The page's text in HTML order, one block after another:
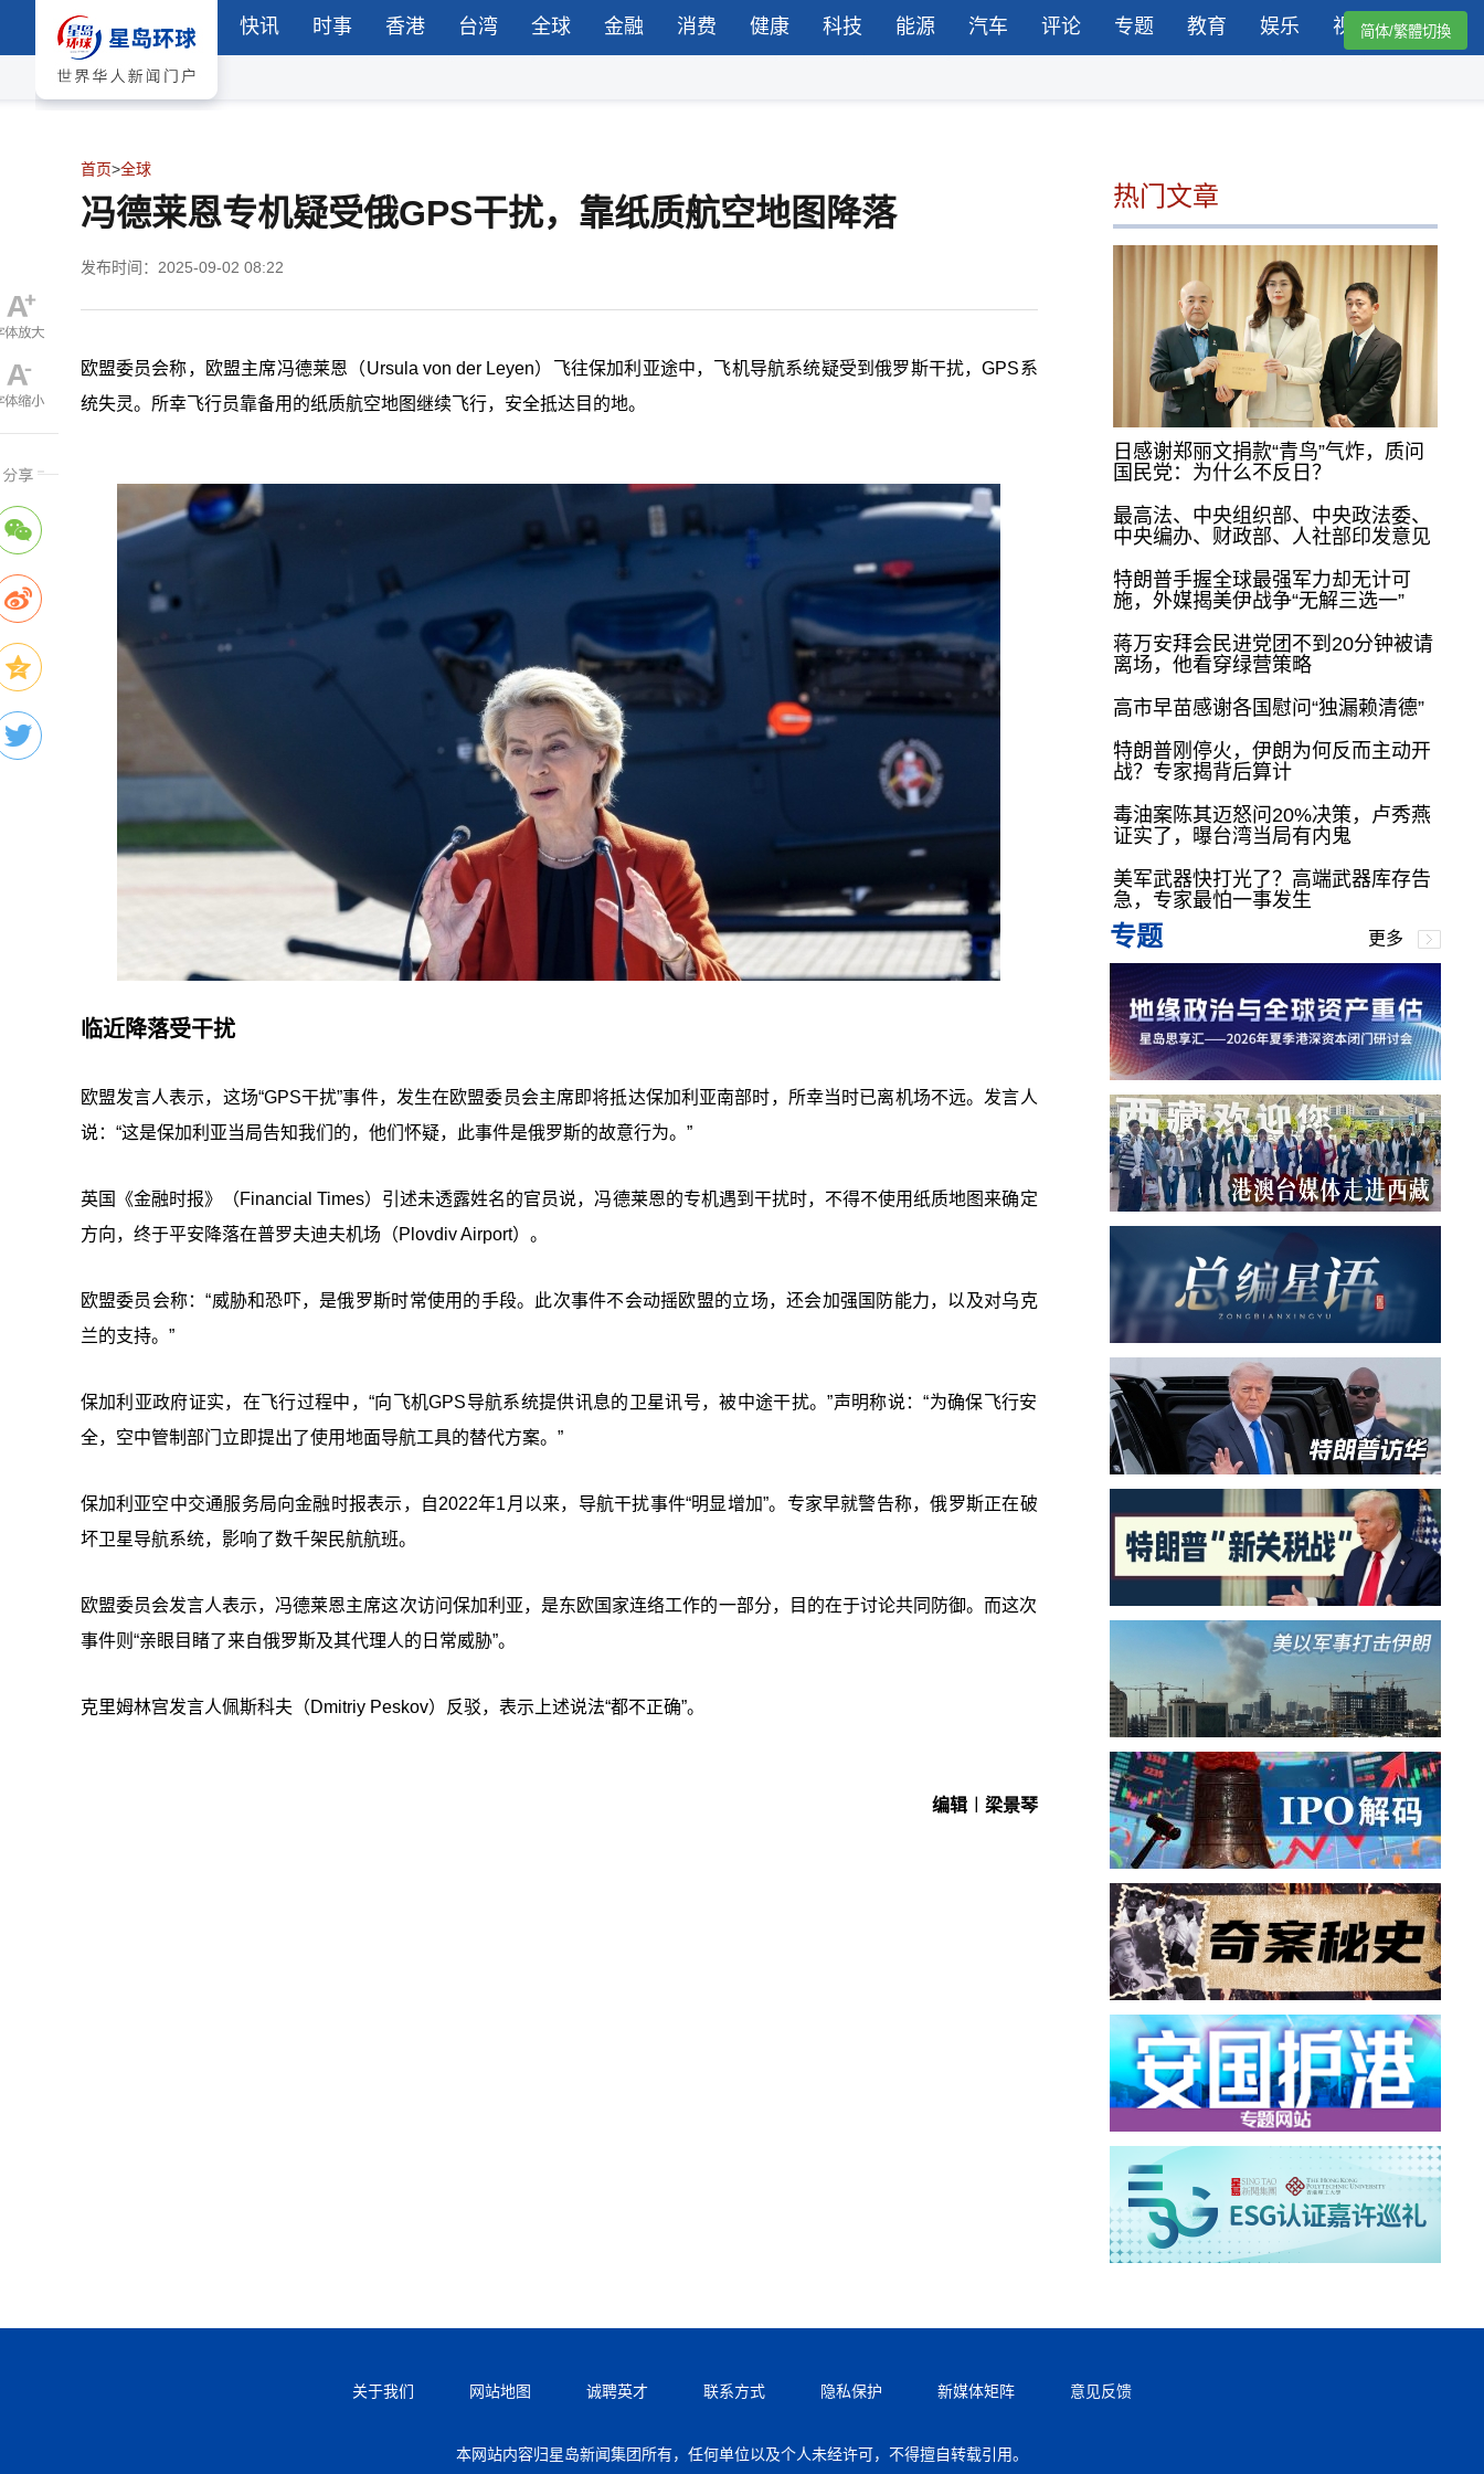
快讯 时事 香港 台湾 全球 金融 消费 健康 科技 能源 汽车 评论 专题 教育 娱乐 视频简体/繁體切換
首页>全球
冯德莱恩专机疑受俄GPS干扰，靠纸质航空地图降落
发布时间：2025-09-02 08:22
欧盟委员会称，欧盟主席冯德莱恩（Ursula von der Leyen）飞往保加利亚途中，飞机导航系统疑受到俄罗斯干扰，GPS系
统失灵。所幸飞行员靠备用的纸质航空地图继续飞行，安全抵达目的地。
临近降落受干扰
欧盟发言人表示，这场“GPS干扰”事件，发生在欧盟委员会主席即将抵达保加利亚南部时，所幸当时已离机场不远。发言人
说：“这是保加利亚当局告知我们的，他们怀疑，此事件是俄罗斯的故意行为。”
英国《金融时报》（Financial Times）引述未透露姓名的官员说，冯德莱恩的专机遇到干扰时，不得不使用纸质地图来确定
方向，终于平安降落在普罗夫迪夫机场（Plovdiv Airport）。
欧盟委员会称：“威胁和恐吓，是俄罗斯时常使用的手段。此次事件不会动摇欧盟的立场，还会加强国防能力，以及对乌克
兰的支持。”
保加利亚政府证实，在飞行过程中，“向飞机GPS导航系统提供讯息的卫星讯号，被中途干扰。”声明称说：“为确保飞行安
全，空中管制部门立即提出了使用地面导航工具的替代方案。”
保加利亚空中交通服务局向金融时报表示，自2022年1月以来，导航干扰事件“明显增加”。专家早就警告称，俄罗斯正在破
坏卫星导航系统，影响了数千架民航航班。
欧盟委员会发言人表示，冯德莱恩主席这次访问保加利亚，是东欧国家连络工作的一部分，目的在于讨论共同防御。而这次
事件则“亲眼目睹了来自俄罗斯及其代理人的日常威胁”。
克里姆林宫发言人佩斯科夫（Dmitriy Peskov）反驳，表示上述说法“都不正确”。
编辑︱梁景琴
热门文章
日感谢郑丽文捐款“青鸟”气炸，质问
国民党：为什么不反日？
最高法、中央组织部、中央政法委、
中央编办、财政部、人社部印发意见
特朗普手握全球最强军力却无计可
施，外媒揭美伊战争“无解三选一”
蒋万安拜会民进党团不到20分钟被请
离场，他看穿绿营策略
高市早苗感谢各国慰问“独漏赖清德”
特朗普刚停火，伊朗为何反而主动开
战？专家揭背后算计
毒油案陈其迈怒问20%决策，卢秀燕
证实了，曝台湾当局有内鬼
美军武器快打光了？高端武器库存告
急，专家最怕一事发生
专题 更多
关于我们 网站地图 诚聘英才 联系方式 隐私保护 新媒体矩阵 意见反馈
本网站内容归星岛新闻集团所有，任何单位以及个人未经许可，不得擅自转载引用。